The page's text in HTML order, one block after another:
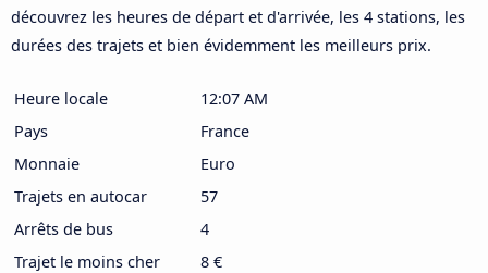
découvrez les heures de départ et d'arrivée, les 4 stations, les
durées des trajets et bien évidemment les meilleurs prix.
Heure locale
12:07 AM
Pays
France
Monnaie
Euro
Trajets en autocar
57
Arrêts de bus
4
Trajet le moins cher
8 €